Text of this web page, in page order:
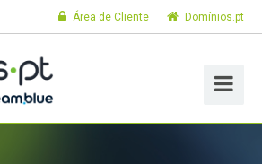
Domínios.pt
Área de Cliente